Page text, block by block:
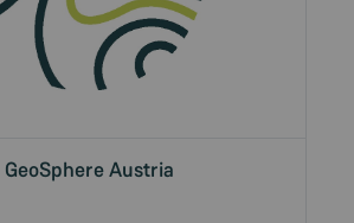
GeoSphere Austria